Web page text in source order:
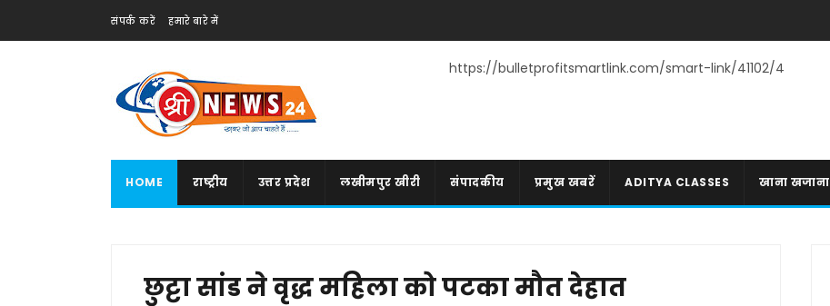
संपर्क करें हमारे बारे में
https://bulletprofitsmartlink.com/smart-link/41102/4
HOME राष्ट्रीय उत्तर प्रदेश लखीमपुर खीरी संपादकीय प्रमुख खबरें ADITYA CLASSES खाना खजाना
छुट्टा सांड ने वृद्ध महिला को पटका मौत देहात